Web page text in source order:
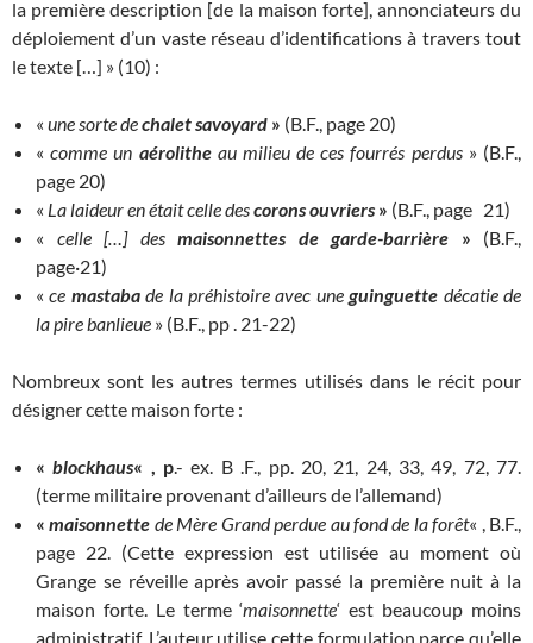
la première description [de la maison forte], annonciateurs du
déploiement d’un vaste réseau d’identifications à travers tout
le texte […] » (10) :
« une sorte dechalet savoyard » (B.F., page 20)
«comme un aérolithe au milieu de ces fourrés perdus» (B.F.,
page 20)
« La laideur en était celle descorons ouvriers » (B.F., page 21)
« celle […] des maisonnettes de garde-barrière » (B.F.,
page·21)
«ce mastabade la préhistoire avec uneguinguette décatie de
la pire banlieue » (B.F., pp . 21-22)
Nombreux sont les autres termes utilisés dans le récit pour
désigner cette maison forte :
«blockhaus« , p.- ex. B .F., pp. 20, 21, 24, 33, 49, 72, 77.
(terme militaire provenant d’ailleurs de l’allemand)
«maisonnette de Mère Grand perdue au fond de la forêt« , B.F.,
page 22. (Cette expression est utilisée au moment où
Grange se réveille après avoir passé la première nuit à la
maison forte. Le terme ‘maisonnette‘ est beaucoup moins
administratif. L’auteur utilise cette formulation parce qu’elle